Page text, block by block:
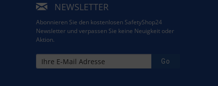
NEWSLETTER
Abonnieren Sie den kostenlosen SafetyShop24
Newsletter und verpassen Sie keine Neuigkeit oder
Aktion.
Go